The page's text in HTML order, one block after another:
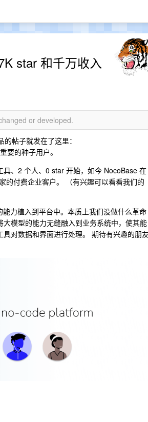
star 和千万收入
or developed.
帖子就发在了这里：
要的种子用户。
、2 个人、0 star 开始，如今 NocoBase 在
的付费企业客户。 （有兴趣可以看看我们的
力植入到平台中。本质上我们没做什么革命
模型的能力无缝融入到业务系统中，使其能
对数据和界面进行处理。 期待有兴趣的朋